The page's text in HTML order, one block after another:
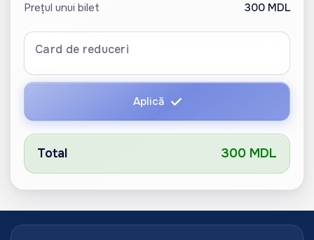
Prețul unui bilet
300 MDL
Card de reduceri
Aplică
Total 300 MDL